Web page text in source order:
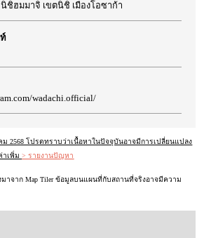
ชิฮมมาจิ เขตนิชิ เมืองโอซาก้า
wadachi.official/
2568 โปรดทราบว่าเนื้อหาในปัจจุบันอาจมีการเปลี่ยนแปลง
าเพิ่ม> รายงานปัญหา
าจาก Map Tiler ข้อมูลบนแผนที่กับสถานที่จริงอาจมีความ